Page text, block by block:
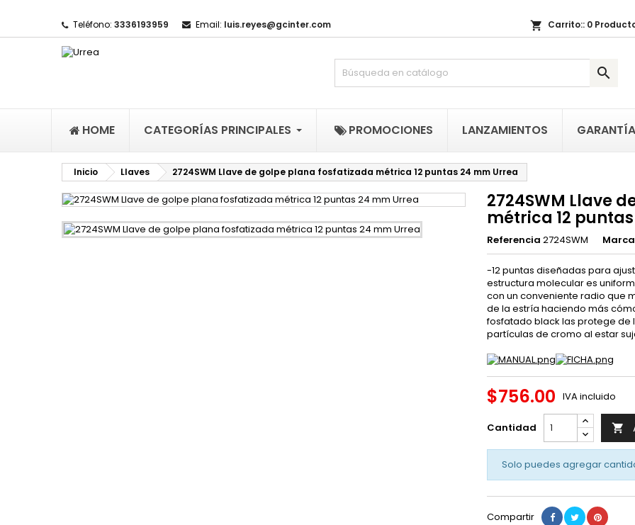
Teléfono: 3336193959 Email: luis.reyes@gcinter.com shopping_cart Carrito:: 0

HOME CATEGORÍAS PRINCIPALES PROMOCIONES LANZAMIENTOS
Inicio Llaves 2724SWM Llave de golpe plana fosfatizada métrica 12 puntas 24 mm Urrea
2724SWM Llave
métrica 12
Referencia 2724SWM Marca
-12 puntas diseñadas para
estructura molecular es
con un conveniente radio que
de la estría haciendo más
fosfatado black las protege de
partículas de cromo al estar
$756.00 IVA incluido
Cantidad 
Solo puedes agregar
Compartir
Mi lista de regalos
((title))
((label))
((cancelText))
Iniciar sesión
Debe iniciar sesión para guardar productos en su lista de deseos.
((loginText))